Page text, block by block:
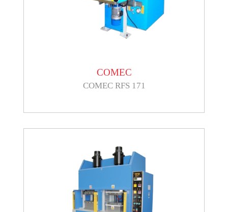
COMEC
COMEC RFS 171